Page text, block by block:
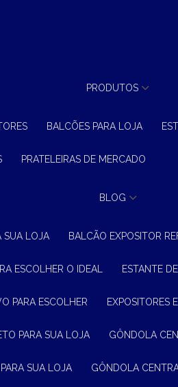
PRODUTOS
BALCÕES PARA LOJA
PRATELEIRAS DE MERCADO
BLOG
SUA LOJA BALCÃO EXPOSITOR
ESCOLHER O IDEAL ESTANTE
PARA ESCOLHER
PARA SUA LOJA GÔNDOLA
SUA LOJA GÔNDOLA